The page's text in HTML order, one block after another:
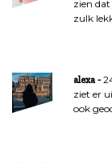
e
zien
zulk
alexa
ziet er
ook